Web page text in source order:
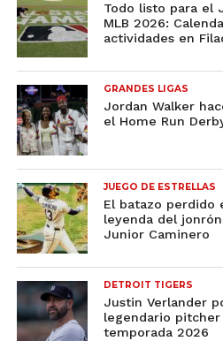
Todo listo para el
MLB 2026:
actividades en
GRANDES LIGAS
Jordan Walker
el Home Run
JUEGO DE ESTRELLAS
El batazo perdido
leyenda del
Junior Caminero
DETROIT TIGERS
Justin Verlander
legendario
temporada 2026